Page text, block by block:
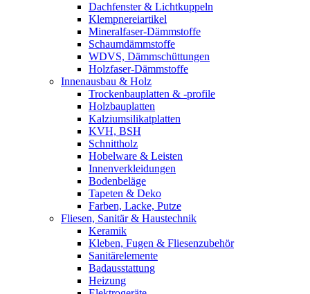
Dachfenster & Lichtkuppeln
Klempnereiartikel
Mineralfaser-Dämmstoffe
Schaumdämmstoffe
WDVS, Dämmschüttungen
Holzfaser-Dämmstoffe
Innenausbau & Holz
Trockenbauplatten & -profile
Holzbauplatten
Kalziumsilikatplatten
KVH, BSH
Schnittholz
Hobelware & Leisten
Innenverkleidungen
Bodenbeläge
Tapeten & Deko
Farben, Lacke, Putze
Fliesen, Sanitär & Haustechnik
Keramik
Kleben, Fugen & Fliesenzubehör
Sanitärelemente
Badausstattung
Heizung